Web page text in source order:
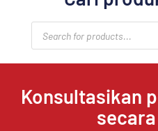
Products
search
Konsultasikan